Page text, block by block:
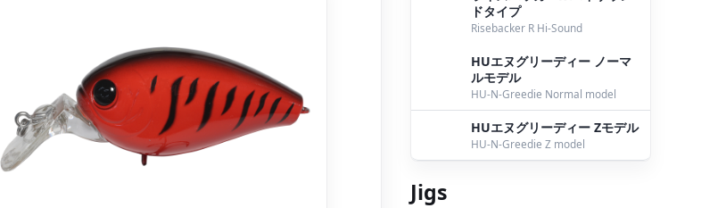
ドタイプ
Risebacker R Hi-Sound
HUエヌグリーディー ノーマ
ルモデル
HU-N-Greedie Normal model
HUエヌグリーディー Zモデル
HU-N-Greedie Z model
Jigs